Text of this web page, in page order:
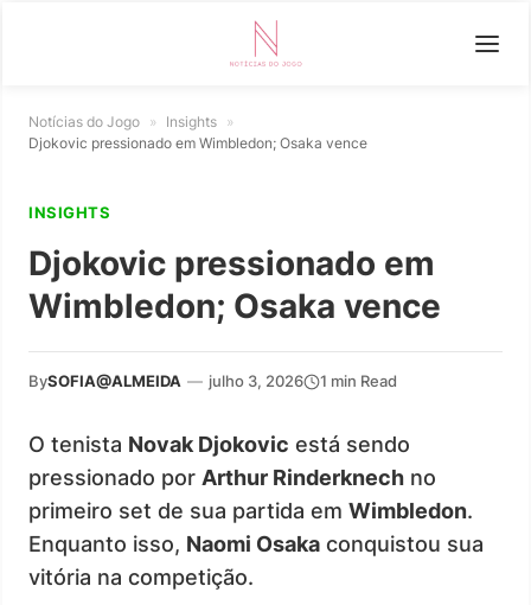
Notícias do Jogo » Insights »
Djokovic pressionado em Wimbledon; Osaka vence
INSIGHTS
Djokovic pressionado em
Wimbledon; Osaka vence
BySOFIA@ALMEIDA — julho 3, 2026 1 min Read
O tenista Novak Djokovic está sendo
pressionado por Arthur Rinderknech no
primeiro set de sua partida em Wimbledon.
Enquanto isso, Naomi Osaka conquistou sua
vitória na competição.